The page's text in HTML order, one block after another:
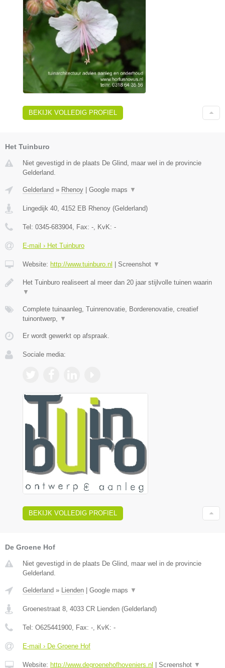
BEKIJK VOLLEDIG PROFIEL
Het Tuinburo
Niet gevestigd in de plaats De Glind, maar wel in de provincie
Gelderland.
Gelderland » Rhenoy Google maps ▼
Lingedijk 40, 4152 EB Rhenoy (Gelderland)
Tel: 0345-683904, Fax: -, KvK: -
E-mail › Het Tuinburo
Website: http://www.tuinburo.nl Screenshot ▼
Het Tuinburo realiseert al meer dan 20 jaar stijlvolle tuinen waarin
▼
Complete tuinaanleg, Tuinrenovatie, Borderenovatie, creatief
tuinontwerp, ▼
Er wordt gewerkt op afspraak.
Sociale media:
BEKIJK VOLLEDIG PROFIEL
De Groene Hof
Niet gevestigd in de plaats De Glind, maar wel in de provincie
Gelderland.
Gelderland » Lienden Google maps ▼
Groenestraat 8 4033 CR Lienden (Gelderland)
Tel: O625441900 , Fax: - , KvK: -
E-mail › De Groene Hof
Website: http://www.degroenehofhoveniers.nl Screenshot ▼